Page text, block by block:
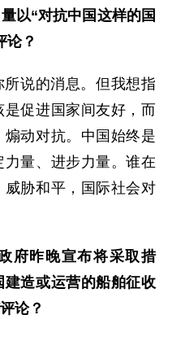
以“对抗中国这样的国
论？
说的消息。但我想指
促进国家间友好，而
动对抗。中国始终是
量、进步力量。谁在
胁和平，国际社会对
府昨晚宣布将采取措
造或运营的船舶征收
论？